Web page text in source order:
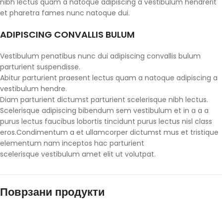
et pharetra fames nunc natoque dui.
ADIPISCING CONVALLIS BULUM
Vestibulum penatibus nunc dui adipiscing convallis bulum
parturient suspendisse.
Abitur parturient praesent lectus quam a natoque adipiscing a
vestibulum hendre.
Diam parturient dictumst parturient scelerisque nibh lectus.
Scelerisque adipiscing bibendum sem vestibulum et in a a a
purus lectus faucibus lobortis tincidunt purus lectus nisl class
eros.Condimentum a et ullamcorper dictumst mus et tristique
elementum nam inceptos hac parturient
scelerisque vestibulum amet elit ut volutpat.
Поврзани продукти